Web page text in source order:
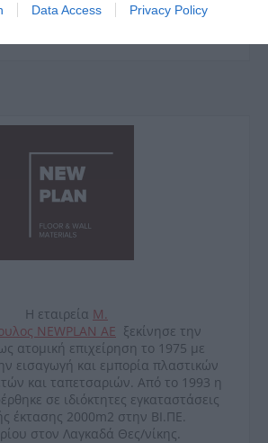
Data Access Privacy Policy
Η εταιρεία Μ.
NEWPLAN ΑΕ ξεκίνησε την
ατομική επιχείρηση το 1975 με
εισαγωγή και εμπορία πλαστικών
και ταπετσαριών. Από το 1993 η
σε ιδιόκτητες εγκαταστάσεις
έκτασης 2000m2 στην ΒΙ.ΠΕ.
στον Λαγκαδά Θες/νίκης.